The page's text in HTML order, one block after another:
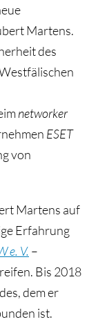
Martens.
des
networker
ESET
von
Martens auf
Erfahrung
e. V. –
Bis 2018
dem er
ist.